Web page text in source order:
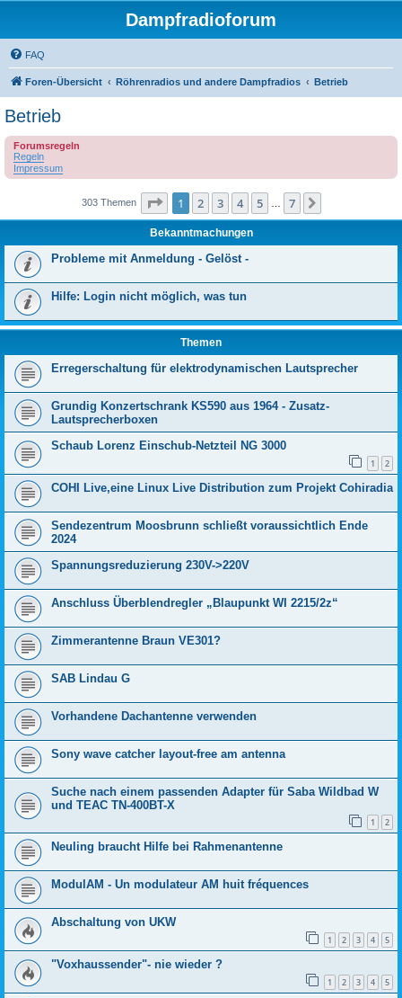
Dampfradioforum
FAQ
Foren-Übersicht Röhrenradios und andere Dampfradios Betrieb
Betrieb
Forumsregeln
Regeln
Impressum
303 Themen Seite 1von
1 2 3 4 5 7
Bekanntmachungen
Probleme mit Anmeldung - Gelöst -
Hilfe: Login nicht möglich, was tun
Themen
Erregerschaltung für elektrodynamischen Lautsprecher
Grundig Konzertschrank KS590 aus 1964 - Zusatz-
Lautsprecherboxen
Schaub Lorenz Einschub-Netzteil NG 3000
1 2
COHI Live,eine Linux Live Distribution zum Projekt Cohiradia
Sendezentrum Moosbrunn schließt voraussichtlich Ende
2024
Spannungsreduzierung 230V->220V
Anschluss Überblendregler „Blaupunkt WI 2215/2z“
Zimmerantenne Braun VE301?
SAB Lindau G
Vorhandene Dachantenne verwenden
Sony wave catcher layout-free am antenna
Suche nach einem passenden Adapter für Saba Wildbad W
und TEAC TN-400BT-X
1 2
Neuling braucht Hilfe bei Rahmenantenne
ModulAM - Un modulateur AM huit fréquences
Abschaltung von UKW
1 2 3 4 5
"Voxhaussender"- nie wieder ?
1 2 3 4 5